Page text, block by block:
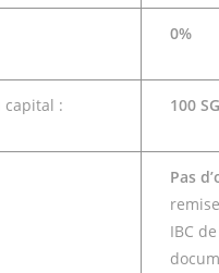
0%
capital : 100
Pas
IBC